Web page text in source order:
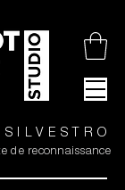
de reconnaissance